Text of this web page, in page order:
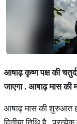
आषाढ़ कृष्ण पक्ष की
जाएगा. आषाढ़ मास की
आषाढ़ मास की शुरुआत